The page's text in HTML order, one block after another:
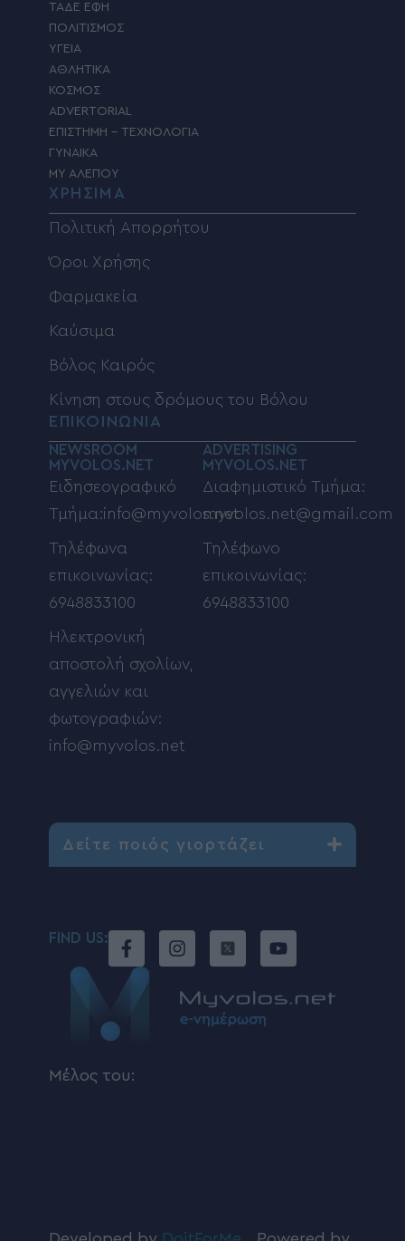
ΤΑΔΕ ΕΦΗ
ΠΟΛΙΤΙΣΜΟΣ
ΥΓΕΙΑ
ΑΘΛΗΤΙΚΑ
ΚΟΣΜΟΣ
ADVERTORIAL
ΕΠΙΣΤΗΜΗ – ΤΕΧΝΟΛΟΓΙΑ
ΓΥΝΑΙΚΑ
MY ΑΛΕΠΟΥ
ΧΡΗΣΙΜΑ
Πολιτική Απορρήτου
Όροι Χρήσης
Φαρμακεία
Καύσιμα
Βόλος Καιρός
Κίνηση στους δρόμους του Βόλου
ΕΠΙΚΟΙΝΩΝΙΑ
NEWSROOM
MYVOLOS.NET
Ειδησεογραφικό
Τμήμα:info@myvolos.net
Τηλέφωνα
επικοινωνίας:
6948833100
Ηλεκτρονική
αποστολή σχολίων,
αγγελιών και
φωτογραφιών:
info@myvolos.net
ADVERTISING
MYVOLOS.NET
Διαφημιστικό Τμήμα:
myvolos.net@gmail.com
Τηλέφωνο
επικοινωνίας:
6948833100
Δείτε ποιός γιορτάζει
FIND US:
Μέλος του: